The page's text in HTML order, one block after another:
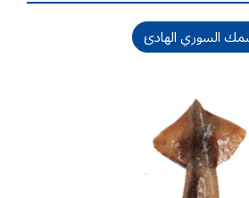
السوري الهادئ